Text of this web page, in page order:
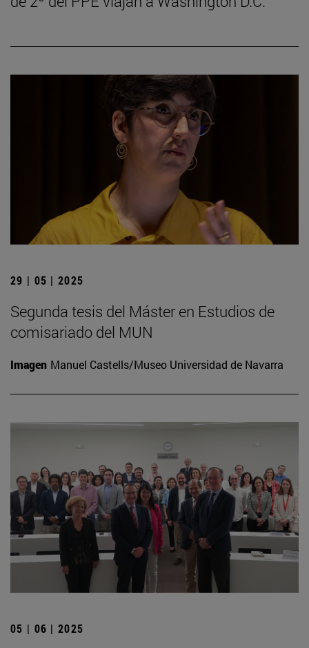
29 | 05 | 2025
Segunda tesis del Máster en Estudios de
comisariado del MUN
Imagen Manuel Castells/Museo Universidad de Navarra
05 | 06 | 2025